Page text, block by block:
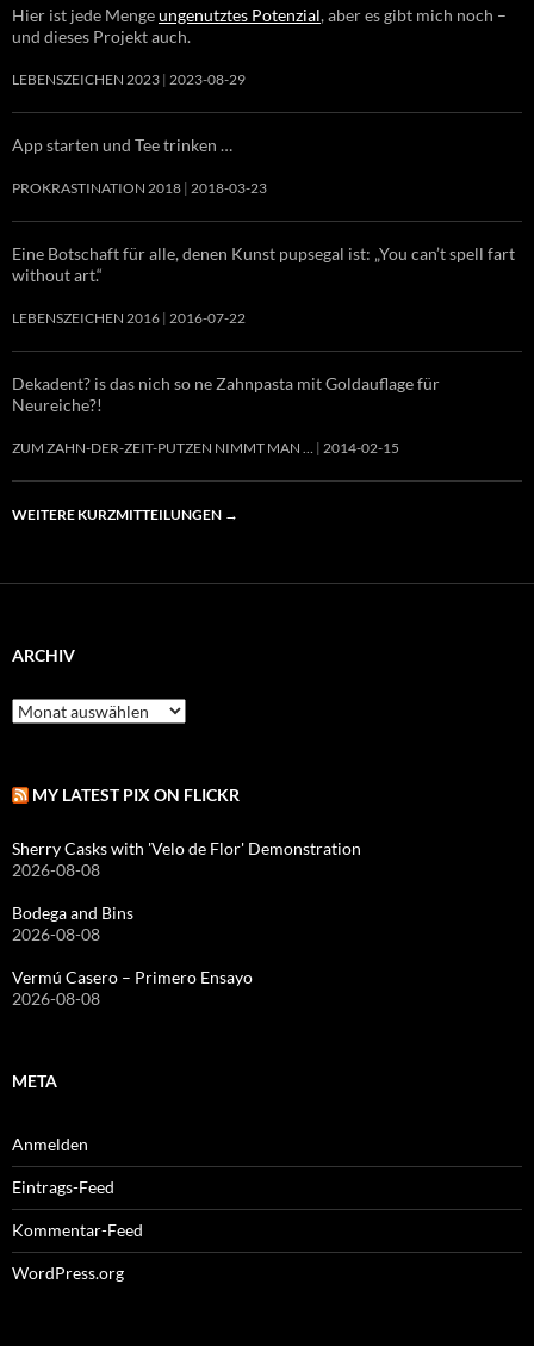
Hier ist jede Mengeungenutztes Potenzial, aber es gibt mich noch –
und dieses Projekt auch.
LEBENSZEICHEN 2023 2023-08-29
App starten und Tee trinken …
PROKRASTINATION 2018 2018-03-23
Eine Botschaft für alle, denen Kunst pupsegal ist: „You can’t spell fart
without art.“
LEBENSZEICHEN 2016 2016-07-22
Dekadent? is das nich so ne Zahnpasta mit Goldauflage für
Neureiche?!
ZUM ZAHN-DER-ZEIT-PUTZEN NIMMT MAN … 2014-02-15
WEITERE KURZMITTEILUNGEN →
ARCHIV
Archiv
MY LATEST PIX ON FLICKR
Sherry Casks with 'Velo de Flor' Demonstration
2026-08-08
Bodega and Bins
2026-08-08
Vermú Casero – Primero Ensayo
2026-08-08
META
Anmelden
Eintrags-Feed
Kommentar-Feed
WordPress.org